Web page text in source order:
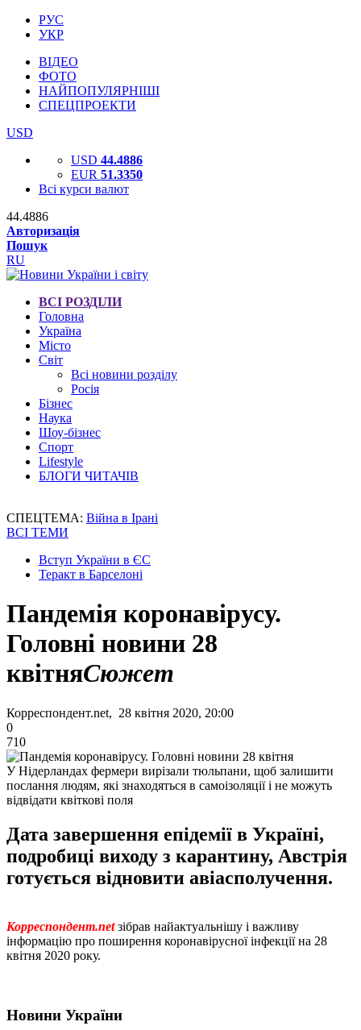
РУС
УКР
ВІДЕО
ФОТО
НАЙПОПУЛЯРНІШІ
СПЕЦПРОЕКТИ
USD
USD 44.4886
EUR 51.3350
Всі курси валют
44.4886
Авторизація
Пошук
RU
ВСІ РОЗДІЛИ
Головна
Україна
Місто
Світ
Всі новини розділу
Росія
Бізнес
Наука
Шоу-бізнес
Спорт
Lifestyle
БЛОГИ ЧИТАЧІВ
СПЕЦТЕМА: Війна в Ірані
ВСІ ТЕМИ
Вступ України в ЄС
Теракт в Барселоні
Пандемія коронавірусу.
Головні новини 28
квітняСюжет
Корреспондент.net, 28 квітня 2020, 20:00
0
710
У Нідерландах фермери вирізали тюльпани, щоб залишити
послання людям, які знаходяться в самоізоляції і не можуть
відвідати квіткові поля
Дата завершення епідемії в Україні,
подробиці виходу з карантину, Австрія
готується відновити авіасполучення.
Корреспондент.netзібрав найактуальнішу і важливу
інформацію про поширення коронавірусної інфекції на 28
квітня 2020 року.
Новини України